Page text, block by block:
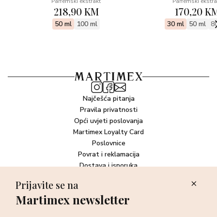
218,90 KM
50 ml 100 ml
170,20
30 ml 50 ml
Najčešća pitanja
Pravila privatnosti
Opći uvjeti poslovanja
Martimex Loyalty Card
Poslovnice
Povrat i reklamacija
Dostava i isporuka
Newsletter
Prijavite se na
Martimex newsletter